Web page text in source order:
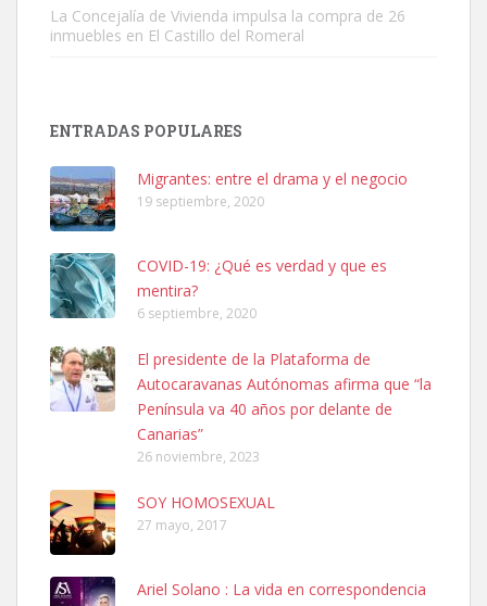
Leales.org » Gran Canaria
Ninfa perdida
El día 5 se los perdió una ninfa papillera, asustada tiene miedo a la
calle, se perdió por la zon...
Leales.org » Gran Canaria
6.7.2025
Adopcion
La Concejalía de Vivienda impulsa la compra de 26
inmuebles en El Castillo del Romeral
ENTRADAS POPULARES
Migrantes: entre el drama y el negocio
19 septiembre, 2020
COVID-19: ¿Qué es verdad y que es
mentira?
6 septiembre, 2020
El presidente de la Plataforma de
Autocaravanas Autónomas afirma que “la
Península va 40 años por delante de
Canarias”
26 noviembre, 2023
SOY HOMOSEXUAL
27 mayo, 2017
Ariel Solano : La vida en correspondencia